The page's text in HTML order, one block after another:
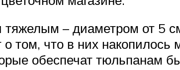
– диаметром от 5
том, что в них накопилось
обеспечат тюльпанам